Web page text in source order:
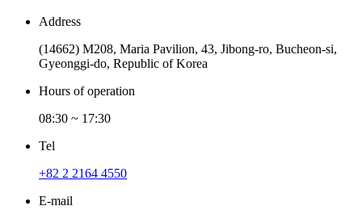
Address
(14662) M208, Maria Pavilion, 43, Jibong-ro, Bucheon-si,
Gyeonggi-do, Republic of Korea
Hours of operation
08:30 ~ 17:30
Tel
+82 2 2164 4550
E-mail